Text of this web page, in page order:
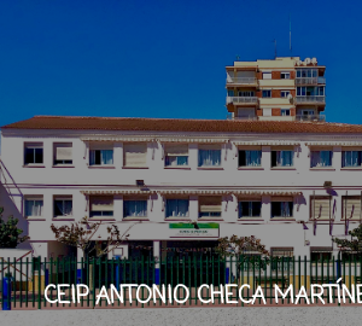
CEIP ANTONIO CHECA